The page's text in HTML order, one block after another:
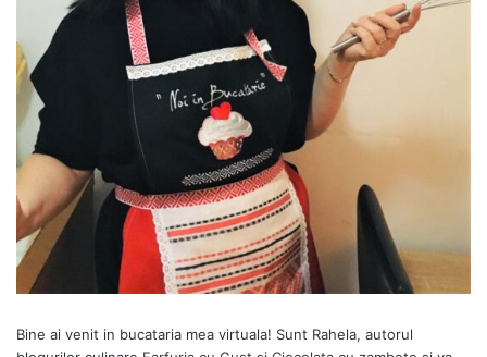
Bine ai venit in bucataria mea virtuala! Sunt Rahela, autorul